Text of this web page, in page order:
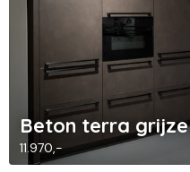
Beton terra
11.970,-